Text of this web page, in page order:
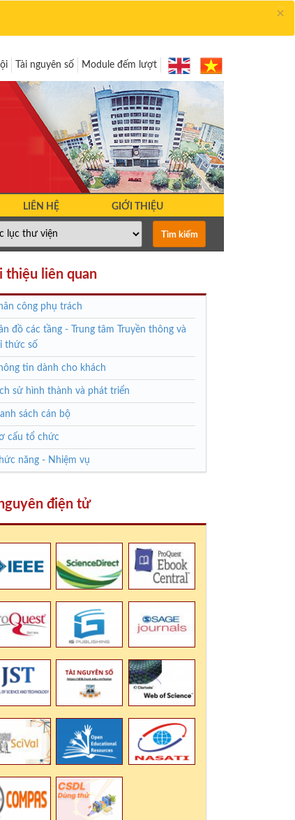
×
Module đếm lượt
Tài nguyên số
LIÊN HỆ GIỚI THIỆU
thiệu liên quan
công phụ trách
đồ các tầng - Trung tâm Truyền thông và
thức số
tin dành cho khách
sử hình thành và phát triển
sách cán bộ
cấu tổ chức
năng - Nhiệm vụ
nguyên điện tử